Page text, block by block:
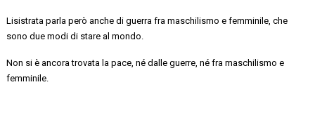
Lisistrata parla però anche di guerra fra maschilismo e femminile, che
sono due modi di stare al mondo.
Non si è ancora trovata la pace, né dalle guerre, né fra maschilismo e
femminile.